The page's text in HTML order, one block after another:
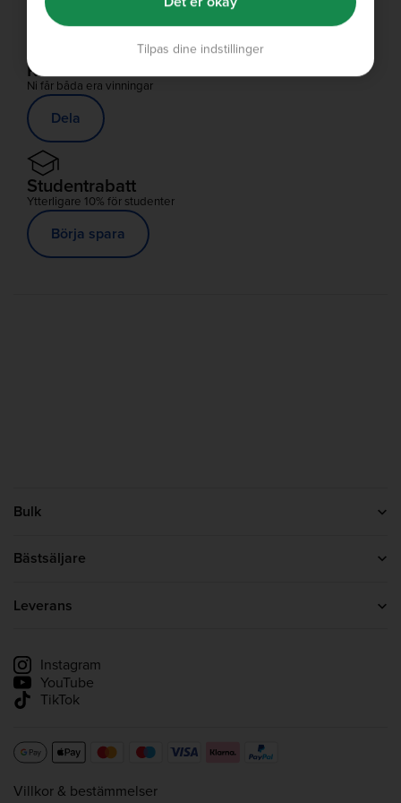
Rekommendera Vän
Ni får båda era vinningar
Dela
Studentrabatt
Ytterligare 10% för studenter
Börja spara
Bulk
Om oss
Bästsäljare
Kreatin
Leverans
Instagram
YouTube
TikTok
Villkor & bestämmelser
Tilpas dine indstillinger